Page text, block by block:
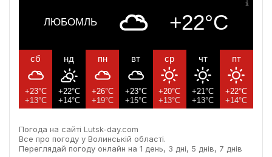
ЛЮБОМЛЬ +22°C
сб
+23°C
+13°C
нд
+22°C
+14°C
пн
+26°C
+19°C
вт
+23°C
+15°C
ср
+20°C
+13°C
чт
+21°C
+13°C
пт
+22°C
+14°C
Погода на сайті Lutsk-day.com
Все про погоду у Волинській області.
Переглядай погоду онлайн на 1 день, 3 дні, 5 днів, 7 днів